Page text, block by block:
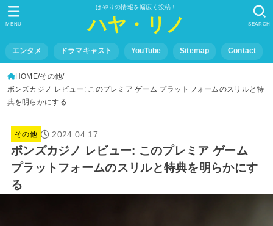
はやりの情報を幅広く投稿！
ハヤ・リノ
エンタメ ドラマキャスト YouTube Sitemap Contact
SEARCH
MENU
HOME その他
ボンズカジノ レビュー: このプレミア ゲーム プラットフォームのスリルと特
典を明らかにする
その他 2024.04.17
ボンズカジノ レビュー: このプレミア ゲーム
プラットフォームのスリルと特典を明らかにす
る